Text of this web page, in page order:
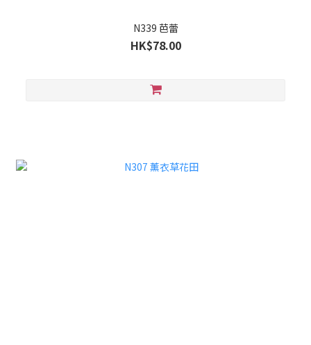
N339 芭蕾
HK$78.00